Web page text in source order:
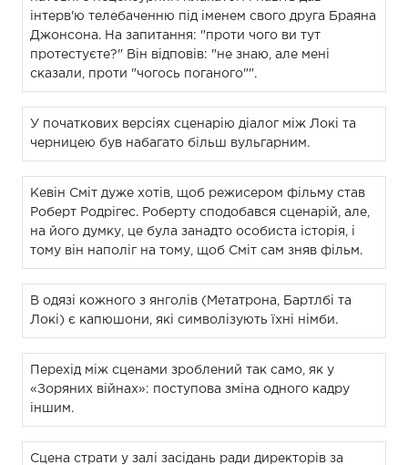
інтерв'ю телебаченню під іменем свого друга Браяна
Джонсона. На запитання: "проти чого ви тут
протестуєте?" Він відповів: "не знаю, але мені
сказали, проти "чогось поганого"".
У початкових версіях сценарію діалог між Локі та
черницею був набагато більш вульгарним.
Кевін Сміт дуже хотів, щоб режисером фільму став
Роберт Родрігес. Роберту сподобався сценарій, але,
на його думку, це була занадто особиста історія, і
тому він наполіг на тому, щоб Сміт сам зняв фільм.
В одязі кожного з янголів (Метатрона, Бартлбі та
Локі) є капюшони, які символізують їхні німби.
Перехід між сценами зроблений так само, як у
«Зоряних війнах»: поступова зміна одного кадру
іншим.
Сцена страти у залі засідань ради директорів за